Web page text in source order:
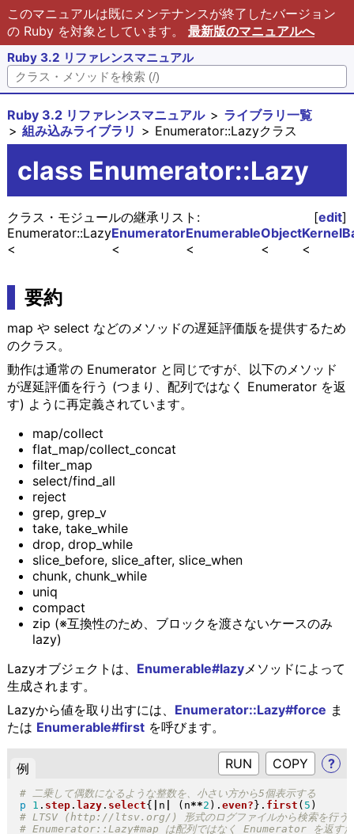
このマニュアルは既にメンテナンスが終了したバージョン
の Ruby を対象としています。 最新版のマニュアルへ
Ruby 3.2 リファレンスマニュアル
Ruby 3.2 リファレンスマニュアル
ライブラリ一覧
組み込みライブラリ
Enumerator::Lazyクラス
class Enumerator::Lazy
[edit]
クラス・モジュールの継承リスト:
Kernel
Object
Enumerable
Enumerator
Enumerator::Lazy
要約
map や select などのメソッドの遅延評価版を提供するため
のクラス。
動作は通常の Enumerator と同じですが、以下のメソッド
が遅延評価を行う (つまり、配列ではなく Enumerator を返
す) ように再定義されています。
map/collect
flat_map/collect_concat
filter_map
select/find_all
reject
grep, grep_v
take, take_while
drop, drop_while
slice_before, slice_after, slice_when
chunk, chunk_while
uniq
compact
zip (※互換性のため、ブロックを渡さないケースのみ
lazy)
Lazyオブジェクトは、 Enumerable#lazyメソッドによって
生成されます。
Lazyから値を取り出すには、 Enumerator::Lazy#force ま
たは Enumerable#firstを呼びます。
例 RUN ?
p
1 . step. lazy. select{ n ( n**2 ) . even? } . first ( 5 )